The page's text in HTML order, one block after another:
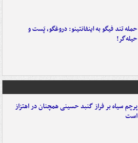
حمله تند فیگو به اینفانتینو: دروغگو، پَست‌ و
حیله‌گر!
پرچم سیاه بر فراز گنبد حسینی همچنان در اهتزاز
است